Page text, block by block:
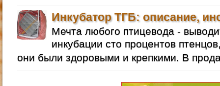
Инкубатор ТГБ: описание,
Мечта любого птицевода -
инкубации сто процентов
они были здоровыми и крепкими. В